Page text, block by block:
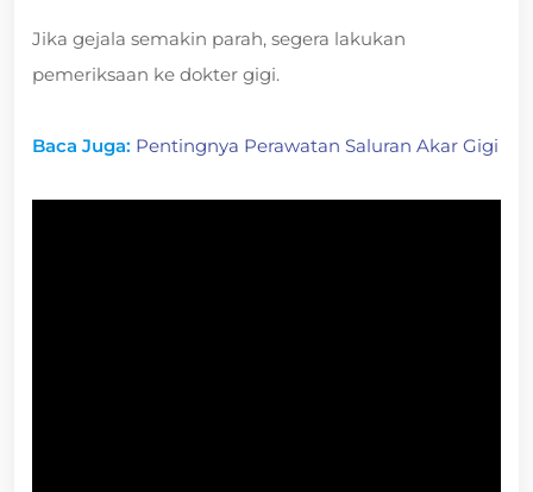
Jika gejala semakin parah, segera lakukan
pemeriksaan ke dokter gigi.
Baca Juga: Pentingnya Perawatan Saluran Akar Gigi